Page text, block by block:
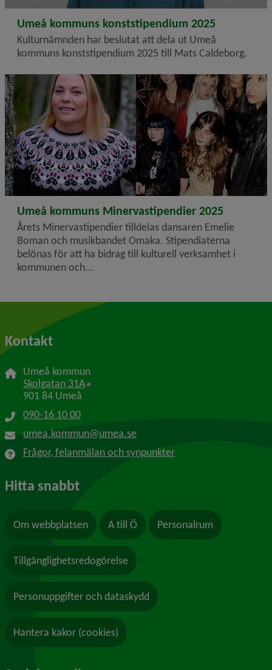
2026-01-21
Umeå kommuns konststipendium 2025
Kulturnämnden har beslutat att dela ut Umeå
kommuns konststipendium 2025 till Mats Caldeborg.
2025-11-03
Umeå kommuns Minervastipendier 2025
Årets Minervastipendier tilldelas dansaren Emelie
Boman och musikbandet Omaka. Stipendiaterna
belönas för att ha bidrag till kulturell verksamhet i
kommunen och...
Kontakt
Umeå kommun
Skolgatan 31A Länk till annan webbplats, öppnas i nytt
901 84 Umeå
090-16 10 00
umea.kommun@umea.se
Frågor, felanmälan och synpunkter
Hitta snabbt
Om webbplatsen A till Ö Personalrum
Tillgänglighetsredogörelse
Personuppgifter och dataskydd
Hantera kakor (cookies)